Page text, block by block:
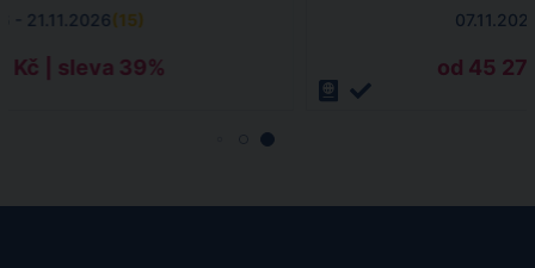
- 21.11.2026(15)
Kč | sleva 39% od 45